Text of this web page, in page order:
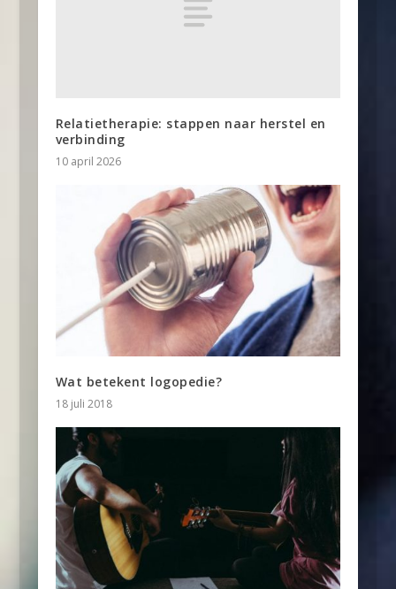
Relatietherapie: stappen naar herstel en
verbinding
10 april 2026
Wat betekent logopedie?
18 juli 2018